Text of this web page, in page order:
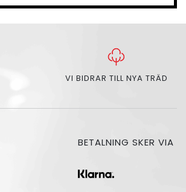
VI BIDRAR TILL NYA TRÄD
BETALNING SKER VIA